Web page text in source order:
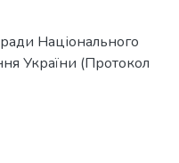
Національного
України (Протокол